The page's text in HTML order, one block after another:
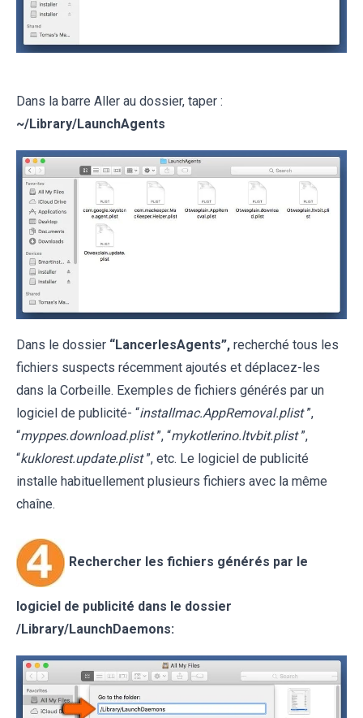
Dans la barre Aller au dossier, taper :
~/Library/LaunchAgents
Dans le dossier “LancerlesAgents”, recherché tous les
fichiers suspects récemment ajoutés et déplacez-les
dans la Corbeille. Exemples de fichiers générés par un
logiciel de publicité- “installmac.AppRemoval.plist ”,
“myppes.download.plist ”, “mykotlerino.ltvbit.plist ”,
“kuklorest.update.plist ”, etc. Le logiciel de publicité
installe habituellement plusieurs fichiers avec la même
chaîne.
Rechercher les fichiers générés par le
logiciel de publicité dans le dossier
/Library/LaunchDaemons: